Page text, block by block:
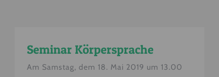
Seminar Körpersprache
Am Samstag, dem 18. Mai 2019 um 13.00